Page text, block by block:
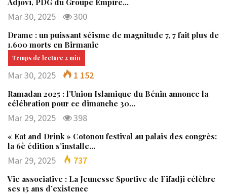
Mar 30, 2025 300
Drame : un puissant séisme de magnitude 7, 7 fait plus de
1.600 morts en Birmanie
Mar 30, 2025 1 152
Ramadan 2025 : l’Union Islamique du Bénin annonce la
célébration pour ce dimanche 30…
Mar 29, 2025 398
« Eat and Drink » Cotonou festival au palais des congrès:
la 6è édition s’installe…
Mar 29, 2025 737
Vie associative : La Jeunesse Sportive de Fifadji célèbre
ses 15 ans d’existence